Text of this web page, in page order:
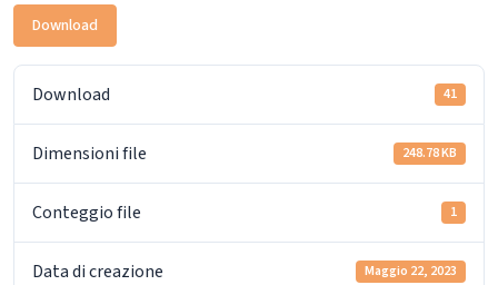
Download
Download 41
Dimensioni file 248.78 KB
Conteggio file 1
Data di creazione Maggio 22, 2023